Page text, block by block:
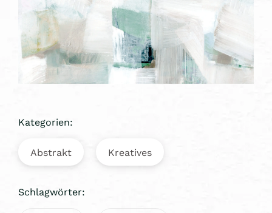
Kategorien:
Abstrakt Kreatives
Schlagwörter: